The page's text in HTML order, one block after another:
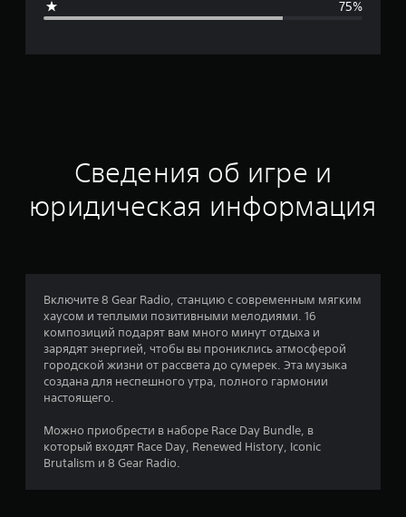
о
н
к
1
5
я
75%
Сведения об игре и
юридическая информация
Включите 8 Gear Radio, станцию с современным мягким
хаусом и теплыми позитивными мелодиями. 16
композиций подарят вам много минут отдыха и
зарядят энергией, чтобы вы прониклись атмосферой
городской жизни от рассвета до сумерек. Эта музыка
создана для неспешного утра, полного гармонии
настоящего.
Можно приобрести в наборе Race Day Bundle, в
который входят Race Day, Renewed History, Iconic
Brutalism и 8 Gear Radio.